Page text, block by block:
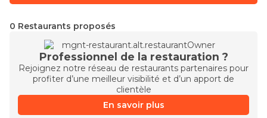
0 Restaurants proposés
Professionnel de la restauration ?
Rejoignez notre réseau de restaurants partenaires pour
profiter d’une meilleur visibilité et d’un apport de
clientèle
En savoir plus